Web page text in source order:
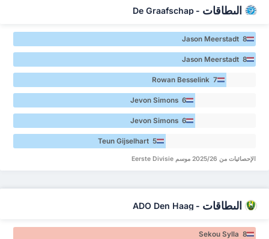
البطاقات -
De Graafschap
Jason Meerstadt 8
Jason Meerstadt 8
Rowan Besselink 7
Jevon Simons 6
Jevon Simons 6
Teun Gijselhart 5
الإحصائيات من 2025/26 موسم Eerste Divisie
البطاقات -
ADO Den Haag
Sekou Sylla 8